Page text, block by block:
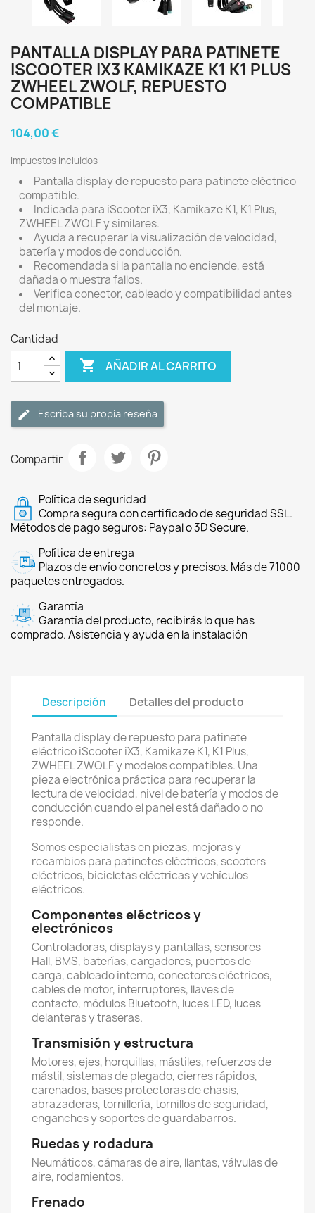
PANTALLA DISPLAY PARA PATINETE
ISCOOTER IX3 KAMIKAZE K1 K1 PLUS
ZWHEEL ZWOLF, REPUESTO
COMPATIBLE
104,00 €
Impuestos incluidos
Pantalla display de repuesto para patinete eléctrico
compatible.
Indicada para iScooter iX3, Kamikaze K1, K1 Plus,
ZWHEEL ZWOLF y similares.
Ayuda a recuperar la visualización de velocidad,
batería y modos de conducción.
Recomendada si la pantalla no enciende, está
dañada o muestra fallos.
Verifica conector, cableado y compatibilidad antes
del montaje.
Cantidad
 AÑADIR AL CARRITO
Escriba su propia reseña
Compartir
Política de seguridad
Compra segura con certificado de seguridad SSL.
Métodos de pago seguros: Paypal o 3D Secure.
Política de entrega
Plazos de envío concretos y precisos. Más de 71000
paquetes entregados.
Garantía
Garantía del producto, recibirás lo que has
comprado. Asistencia y ayuda en la instalación
Descripción Detalles del producto
Pantalla display de repuesto para patinete
eléctrico iScooter iX3, Kamikaze K1, K1 Plus,
ZWHEEL ZWOLF y modelos compatibles. Una
pieza electrónica práctica para recuperar la
lectura de velocidad, nivel de batería y modos de
conducción cuando el panel está dañado o no
responde.
Somos especialistas en piezas, mejoras y
recambios para patinetes eléctricos, scooters
eléctricos, bicicletas eléctricas y vehículos
eléctricos.
Componentes eléctricos y
electrónicos
Controladoras, displays y pantallas, sensores
Hall, BMS, baterías, cargadores, puertos de
carga, cableado interno, conectores eléctricos,
cables de motor, interruptores, llaves de
contacto, módulos Bluetooth, luces LED, luces
delanteras y traseras.
Transmisión y estructura
Motores, ejes, horquillas, mástiles, refuerzos de
mástil, sistemas de plegado, cierres rápidos,
carenados, bases protectoras de chasis,
abrazaderas, tornillería, tornillos de seguridad,
enganches y soportes de guardabarros.
Ruedas y rodadura
Neumáticos, cámaras de aire, llantas, válvulas de
aire, rodamientos.
Frenado